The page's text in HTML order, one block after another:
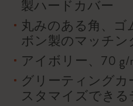
製ハードカバー
丸みのある角、ゴ
ボン製のマッチン
アイボリー、70 g/
グリーティング
スタマイズでき